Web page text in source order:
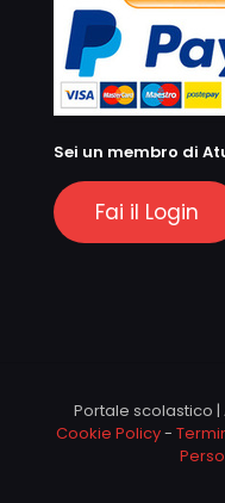
Sei un membro di
Fai il Login
Portale scolastico
Cookie Policy-